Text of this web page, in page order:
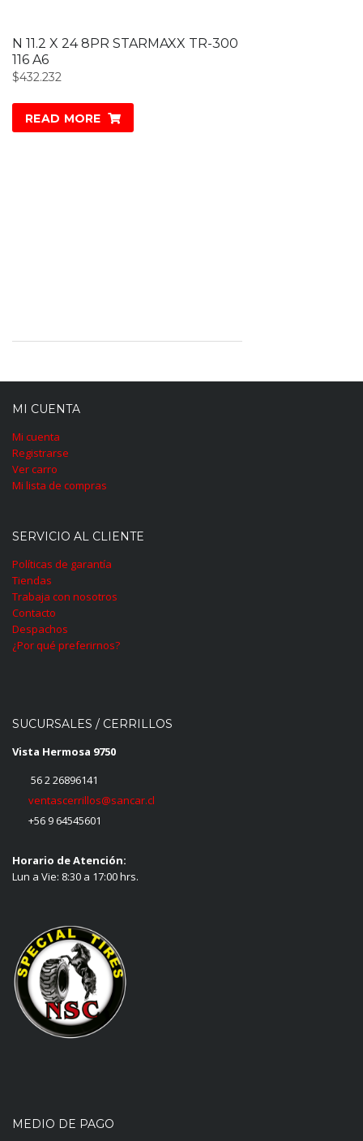
N 11.2 X 24 8PR STARMAXX TR-300
116 A6
$432.232
READ MORE
MI CUENTA
Mi cuenta
Registrarse
Ver carro
Mi lista de compras
SERVICIO AL CLIENTE
Políticas de garantía
Tiendas
Trabaja con nosotros
Contacto
Despachos
¿Por qué preferirnos?
SUCURSALES / CERRILLOS
Vista Hermosa 9750
56 2 26896141
ventascerrillos@sancar.cl
+56 9 64545601
Horario de Atención:
Lun a Vie: 8:30 a 17:00 hrs.
MEDIO DE PAGO